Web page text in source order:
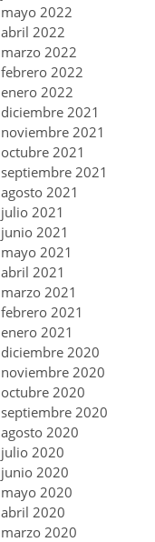
mayo 2022
abril 2022
marzo 2022
febrero 2022
enero 2022
diciembre 2021
noviembre 2021
octubre 2021
septiembre 2021
agosto 2021
julio 2021
junio 2021
mayo 2021
abril 2021
marzo 2021
febrero 2021
enero 2021
diciembre 2020
noviembre 2020
octubre 2020
septiembre 2020
agosto 2020
julio 2020
junio 2020
mayo 2020
abril 2020
marzo 2020